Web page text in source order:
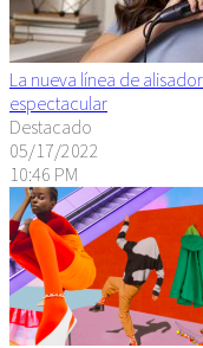
La nueva línea de
espectacular
Destacado
05/17/2022
10:46 PM